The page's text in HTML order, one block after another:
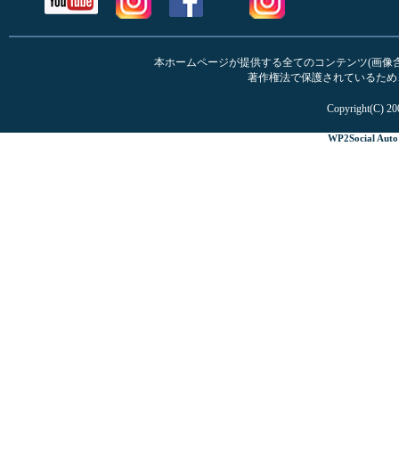
本ホームページが提供する全てのコンテンツ(画
著作権法で保護されているた
Copyright(C)
WP2Social